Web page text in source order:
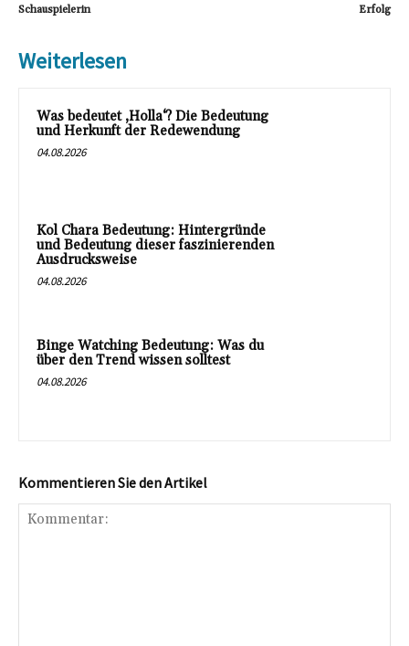
Schauspielerin
Erfolg
Weiterlesen
Was bedeutet ‚Holla‘? Die Bedeutung
und Herkunft der Redewendung
04.08.2026
Kol Chara Bedeutung: Hintergründe
und Bedeutung dieser faszinierenden
Ausdrucksweise
04.08.2026
Binge Watching Bedeutung: Was du
über den Trend wissen solltest
04.08.2026
Kommentieren Sie den Artikel